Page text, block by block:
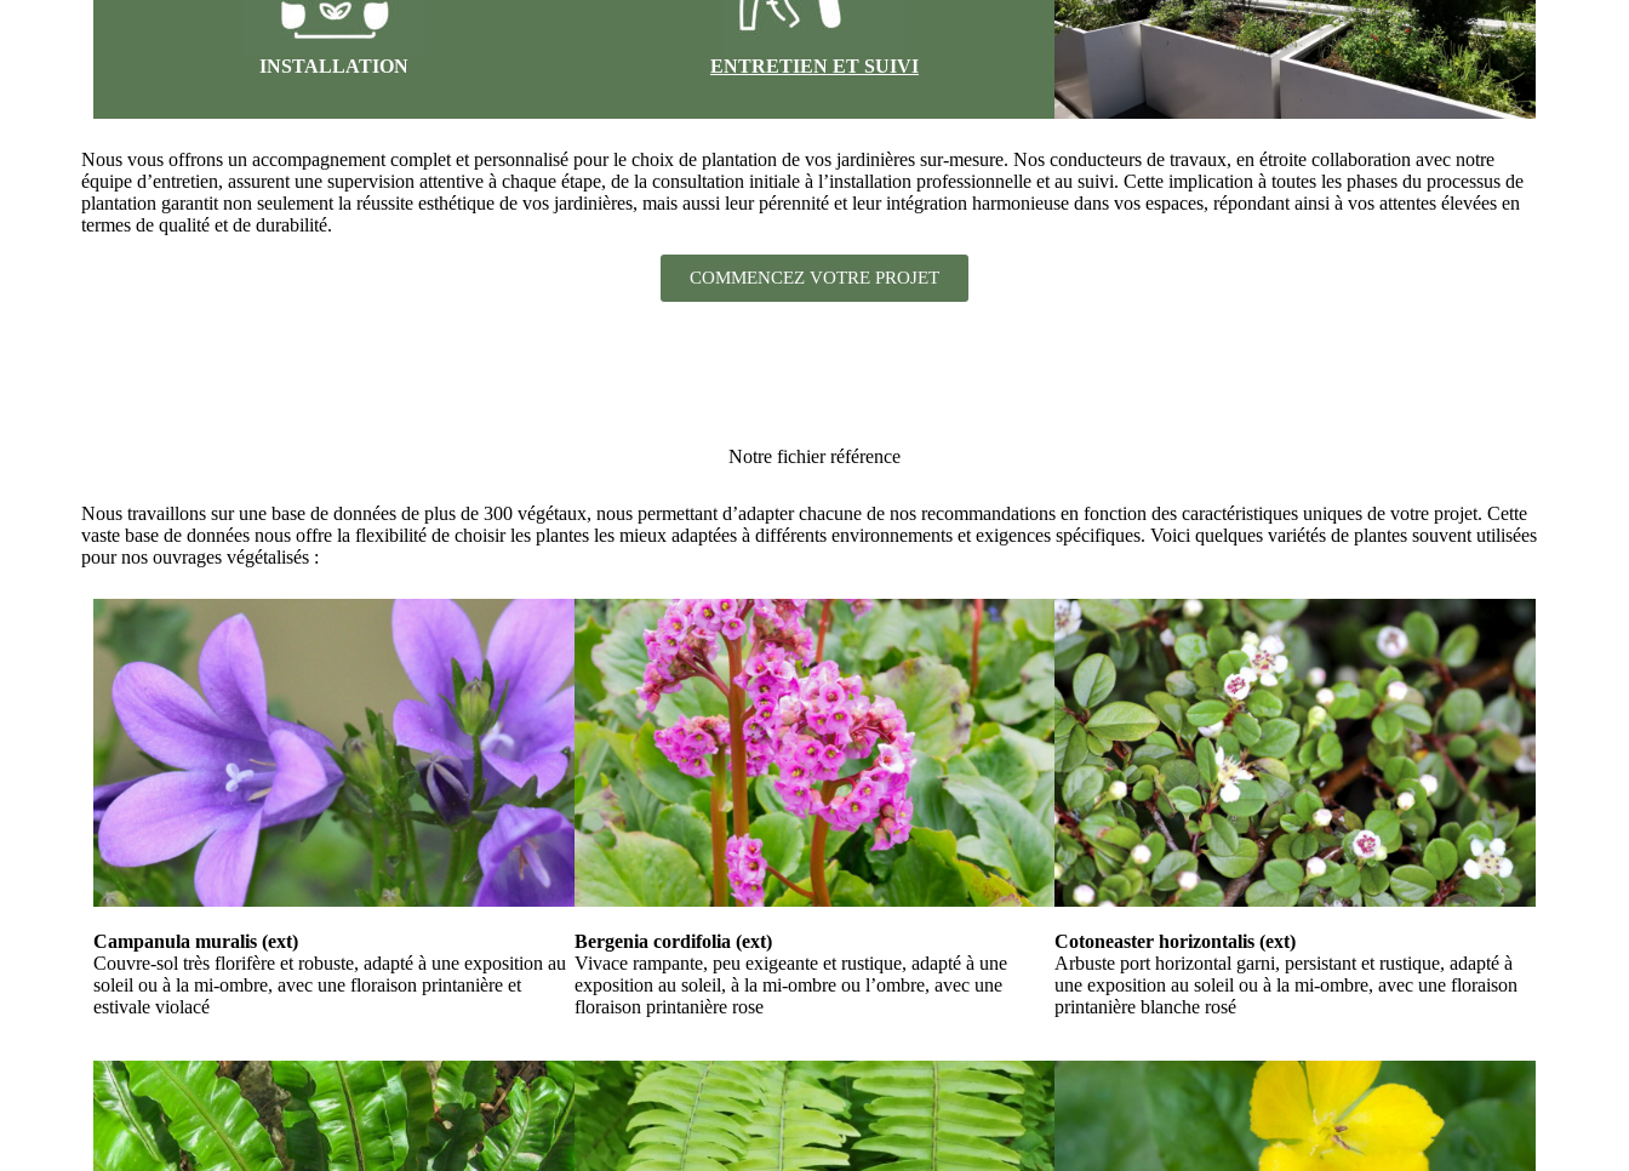
INSTALLATION ENTRETIEN ET SUIVI
Nous vous offrons un accompagnement complet et personnalisé pour le choix de plantation de vos jardinières sur-mesure. Nos conducteurs de travaux, en étroite collaboration avec notre
équipe d’entretien, assurent une supervision attentive à chaque étape, de la consultation initiale à l’installation professionnelle et au suivi. Cette implication à toutes les phases du processus de
plantation garantit non seulement la réussite esthétique de vos jardinières, mais aussi leur pérennité et leur intégration harmonieuse dans vos espaces, répondant ainsi à vos attentes élevées en
termes de qualité et de durabilité.
COMMENCEZ VOTRE PROJET
Notre fichier référence
Nous travaillons sur une base de données de plus de 300 végétaux, nous permettant d’adapter chacune de nos recommandations en fonction des caractéristiques uniques de votre projet. Cette
vaste base de données nous offre la flexibilité de choisir les plantes les mieux adaptées à différents environnements et exigences spécifiques. Voici quelques variétés de plantes souvent utilisées
pour nos ouvrages végétalisés :
Campanula muralis (ext)
Couvre-sol très florifère et robuste, adapté à une exposition au
soleil ou à la mi-ombre, avec une floraison printanière et
estivale violacé
Bergenia cordifolia (ext)
Vivace rampante, peu exigeante et rustique, adapté à une
exposition au soleil, à la mi-ombre ou l’ombre, avec une
floraison printanière rose
Cotoneaster horizontalis (ext)
Arbuste port horizontal garni, persistant et rustique, adapté à
une exposition au soleil ou à la mi-ombre, avec une floraison
printanière blanche rosé